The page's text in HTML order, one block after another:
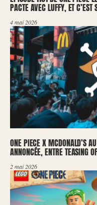
PACTE AVEC LUFFY, ET C’EST
4 mai 2026
ONE PIECE X MCDONALD’S
ANNONCÉE, ENTRE TEASING
2 mai 2026